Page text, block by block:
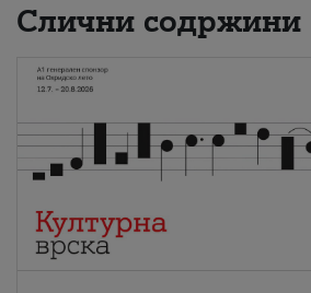
Слични содржини